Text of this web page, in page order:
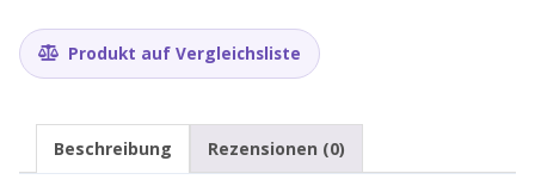
LTE)
Menge
Produkt auf Vergleichsliste
Beschreibung Rezensionen (0)